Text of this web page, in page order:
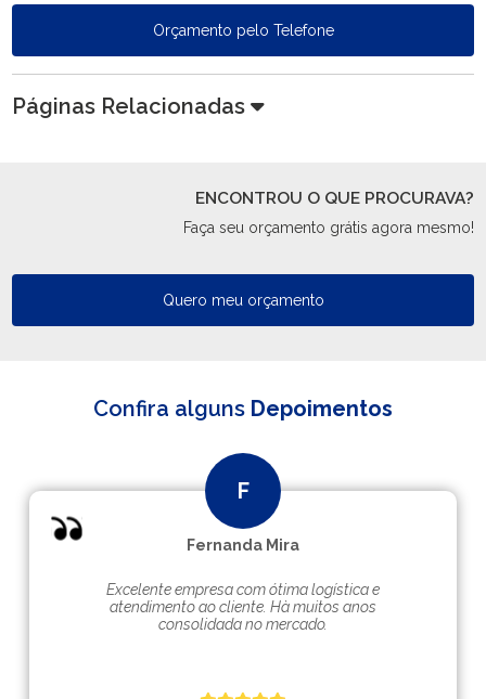
Orçamento pelo Telefone
Páginas Relacionadas
ENCONTROU O QUE PROCURAVA?
Faça seu orçamento grátis agora mesmo!
Quero meu orçamento
Confira alguns Depoimentos
Fernanda Mira
Excelente empresa com ótima logística e
atendimento ao cliente. Hà muitos anos
consolidada no mercado.